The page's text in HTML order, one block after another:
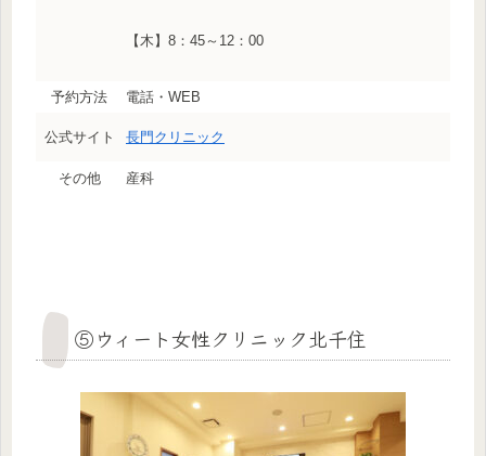
【木】8：45～12：00
予約方法 電話・WEB
公式サイト 長門クリニック
その他 産科
⑤ウィート女性クリニック北千住